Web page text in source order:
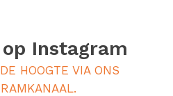
Instagram
HOOGTE VIA ONS